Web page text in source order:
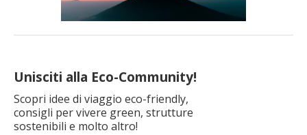
Unisciti alla Eco-Community!
Scopri idee di viaggio eco-friendly,
consigli per vivere green, strutture
sostenibili e molto altro!